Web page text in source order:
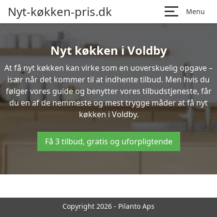
Nyt-køkken-pris.dk Menu
Nyt køkken i Voldby
At få nyt køkken kan virke som en uoverskuelig opgave –
især når det kommer til at indhente tilbud. Men hvis du
følger vores guide og benytter vores tilbudstjeneste, får
du en af de nemmeste og mest trygge måder at få nyt
køkken i Voldby.
Få 3 tilbud, gratis og uforpligtende
Copyright 2026 - Pilanto Aps